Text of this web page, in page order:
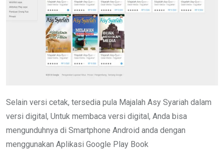
Selain versi cetak, tersedia pula Majalah Asy Syariah dalam
versi digital, Untuk membaca versi digital, Anda bisa
mengunduhnya di Smartphone Android anda dengan
menggunakan Aplikasi Google Play Book